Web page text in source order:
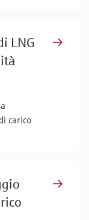
LNG
carico